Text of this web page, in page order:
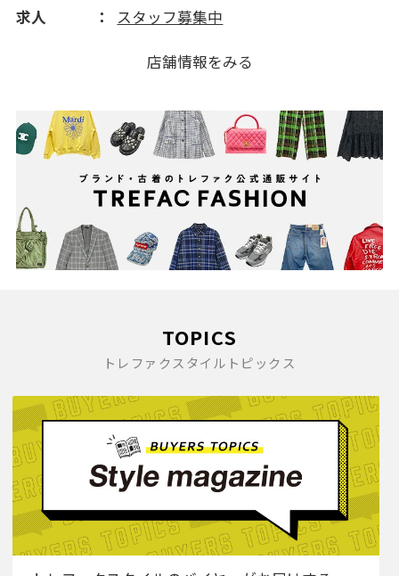
求人
スタッフ募集中
店舗情報をみる
TOPICS
トレファクスタイルトピックス